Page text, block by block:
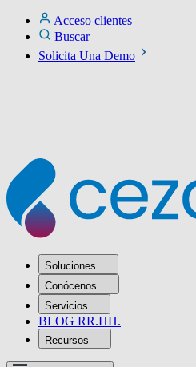
Acceso clientes
Buscar
Solicita Una Demo
Soluciones
Conócenos
Servicios
BLOG RR.HH.
Recursos